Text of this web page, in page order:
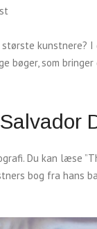
kunstnere? I
bøger, som
Du kan læse
bog fra hans